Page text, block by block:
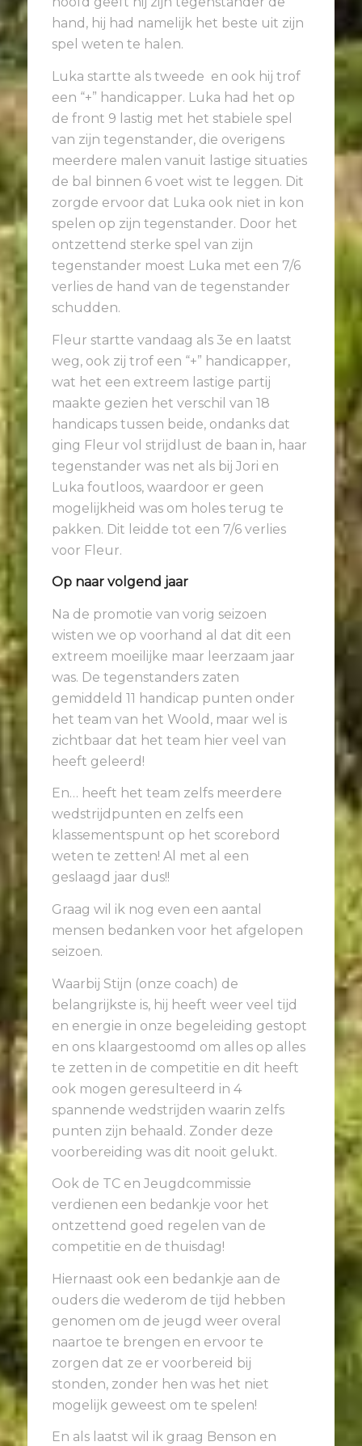
hand, hij had namelijk het beste uit zijn
spel weten te halen.
Luka startte als tweede en ook hij trof
een “+” handicapper. Luka had het op
de front 9 lastig met het stabiele spel
van zijn tegenstander, die overigens
meerdere malen vanuit lastige situaties
de bal binnen 6 voet wist te leggen. Dit
zorgde ervoor dat Luka ook niet in kon
spelen op zijn tegenstander. Door het
ontzettend sterke spel van zijn
tegenstander moest Luka met een 7/6
verlies de hand van de tegenstander
schudden.
Fleur startte vandaag als 3e en laatst
weg, ook zij trof een “+” handicapper,
wat het een extreem lastige partij
maakte gezien het verschil van 18
handicaps tussen beide, ondanks dat
ging Fleur vol strijdlust de baan in, haar
tegenstander was net als bij Jori en
Luka foutloos, waardoor er geen
mogelijkheid was om holes terug te
pakken. Dit leidde tot een 7/6 verlies
voor Fleur.
Op naar volgend jaar
Na de promotie van vorig seizoen
wisten we op voorhand al dat dit een
extreem moeilijke maar leerzaam jaar
was. De tegenstanders zaten
gemiddeld 11 handicap punten onder
het team van het Woold, maar wel is
zichtbaar dat het team hier veel van
heeft geleerd!
En… heeft het team zelfs meerdere
wedstrijdpunten en zelfs een
klassementspunt op het scorebord
weten te zetten! Al met al een
geslaagd jaar dus!!
Graag wil ik nog even een aantal
mensen bedanken voor het afgelopen
seizoen.
Waarbij Stijn (onze coach) de
belangrijkste is, hij heeft weer veel tijd
en energie in onze begeleiding gestopt
en ons klaargestoomd om alles op alles
te zetten in de competitie en dit heeft
ook mogen geresulteerd in 4
spannende wedstrijden waarin zelfs
punten zijn behaald. Zonder deze
voorbereiding was dit nooit gelukt.
Ook de TC en Jeugdcommissie
verdienen een bedankje voor het
ontzettend goed regelen van de
competitie en de thuisdag!
Hiernaast ook een bedankje aan de
ouders die wederom de tijd hebben
genomen om de jeugd weer overal
naartoe te brengen en ervoor te
zorgen dat ze er voorbereid bij
stonden, zonder hen was het niet
mogelijk geweest om te spelen!
En als laatst wil ik graag Benson en